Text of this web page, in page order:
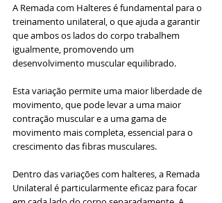
A Remada com Halteres é fundamental para o
treinamento unilateral, o que ajuda a garantir
que ambos os lados do corpo trabalhem
igualmente, promovendo um
desenvolvimento muscular equilibrado.
Esta variação permite uma maior liberdade de
movimento, que pode levar a uma maior
contração muscular e a uma gama de
movimento mais completa, essencial para o
crescimento das fibras musculares.
Dentro das variações com halteres, a Remada
Unilateral é particularmente eficaz para focar